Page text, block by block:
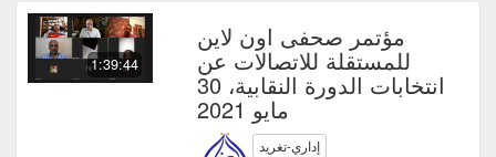
1:39:44
مؤتمر صحفى اون لاين
للمستقلة للاتصالات عن
انتخابات الدورة النقابية، 30
مايو 2021
إداري-تغريد